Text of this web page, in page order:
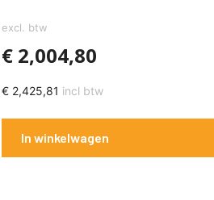
excl. btw
€ 2,004,80
€ 2,425,81 incl btw
In winkelwagen